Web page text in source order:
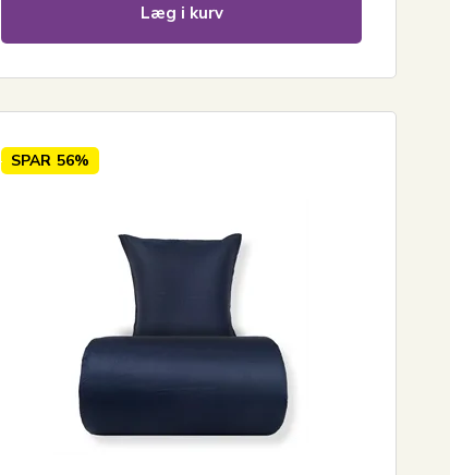
Læg i kurv
SPAR 56%